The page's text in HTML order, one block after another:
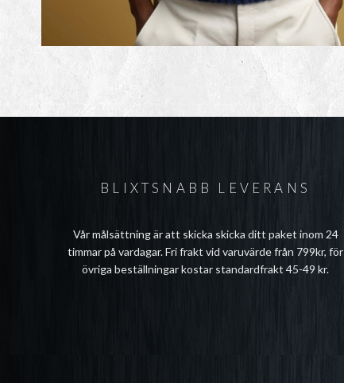
BLIXTSNABB LEVERANS
Vår målsättning är att skicka skicka ditt paket inom 24
timmar på vardagar. Fri frakt vid varuvärde från 799kr, för
övriga beställningar kostar standardfrakt 45-49 kr.